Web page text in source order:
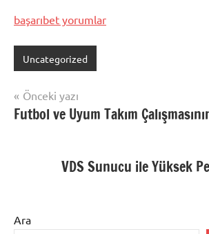
başarıbet yorumlar
Uncategorized
Yazı
gezinmesi
Önceki yazı
Futbol ve Uyum Takım
VDS Sunucu ile Yüksek
Ara